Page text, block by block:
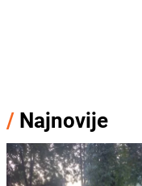
/ Najnovije